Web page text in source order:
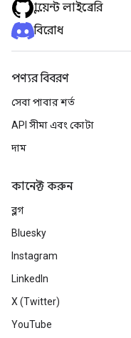
ক্লায়েন্ট লাইব্রেরি
বিরোধ
পণ্যর বিবরণ
সেবা পাবার শর্ত
API সীমা এবং কোটা
দাম
কানেক্ট করুন
ব্লগ
Bluesky
Instagram
LinkedIn
X (Twitter)
YouTube